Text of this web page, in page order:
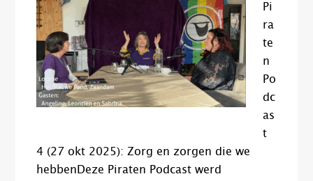
Pi
ra
te
n
Po
dc
as
t
4 (27 okt 2025): Zorg en zorgen die we
hebbenDeze Piraten Podcast werd